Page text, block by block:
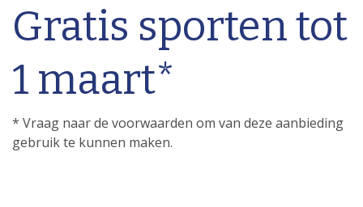
Gratis sporten tot
1 maart*
* Vraag naar de voorwaarden om van deze aanbieding
gebruik te kunnen maken.